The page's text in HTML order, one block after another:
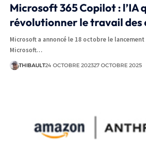
Microsoft 365 Copilot : l’IA
révolutionner le travail des
Microsoft a annoncé le 18 octobre le
Microsoft…
THIBAULT24 OCTOBRE 202327 OCTOBRE 2025